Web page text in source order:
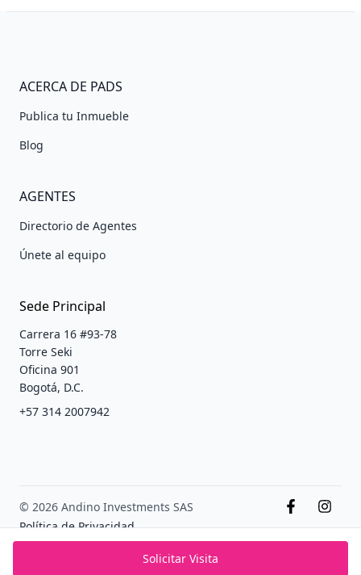
Solicitar Visita
ACERCA DE PADS
Publica tu Inmueble
Blog
AGENTES
Directorio de Agentes
Únete al equipo
Sede Principal
Carrera 16 #93-78
Torre Seki
Oficina 901
Bogotá, D.C.
+57 314 2007942
© 2026 Andino Investments SAS
Política de Privacidad
Terminos y condiciones